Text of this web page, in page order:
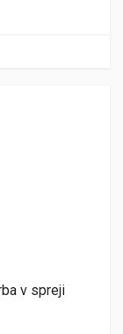
v spreji